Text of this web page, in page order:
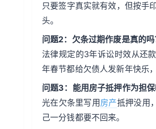
只要签字真实就有效，但按手
头。
问题2：欠条过期作废是真的吗
法律规定的3年诉讼时效从还
年春节都给欠债人发新年快乐
问题3：能用房子抵押作为担保
光在欠条里写用 房产抵押没用
己一分钱都要不回来。